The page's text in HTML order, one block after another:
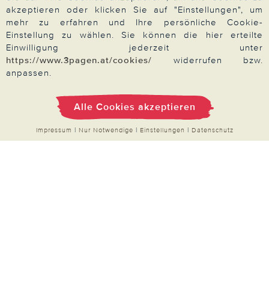
Widerrufsrecht
Produktsicherheit
Barrierefreiheit
Qualitätsversprechen
akzeptieren oder klicken Sie auf "Einstellungen", um
mehr zu erfahren und Ihre persönliche Cookie-
Einstellung zu wählen. Sie können die hier erteilte
Einwilligung jederzeit unter
https://www.3pagen.at/cookies/ widerrufen bzw.
anpassen.
Alle Cookies akzeptieren
Impressum | Nur Notwendige | Einstellungen | Datenschutz